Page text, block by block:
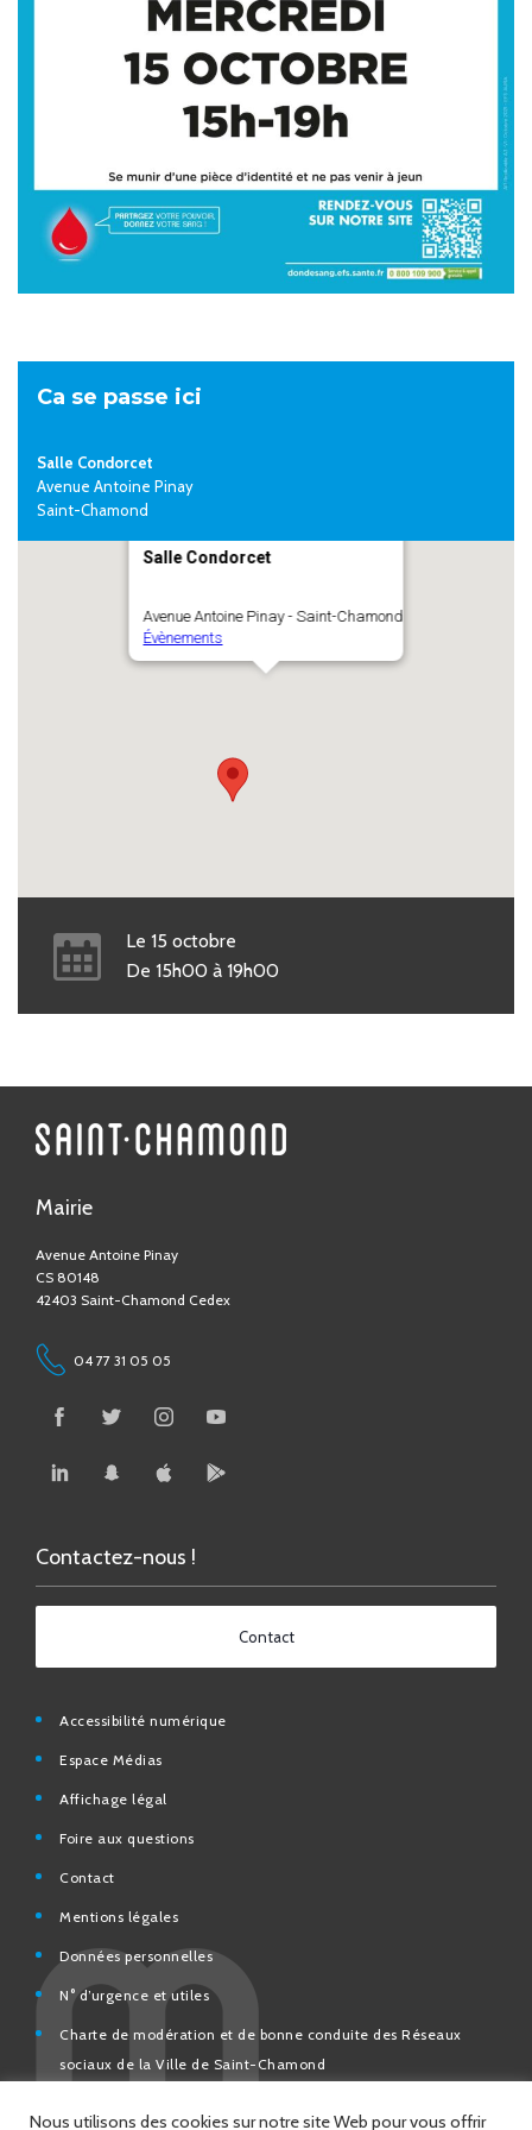
Ca se passe ici
Salle Condorcet
Avenue Antoine Pinay
Saint-Chamond
Salle Condorcet
Avenue Antoine Pinay - Saint-Chamond
Évènements
Le 15 octobre
De 15h00 à 19h00
Mairie
Avenue Antoine Pinay
CS 80148
42403 Saint-Chamond Cedex
04 77 31 05 05
Contactez-nous !
Contact
Accessibilité numérique
Espace Médias
Affichage légal
Foire aux questions
Contact
Mentions légales
Données personnelles
N° d’urgence et utiles
Charte de modération et de bonne conduite des Réseaux
sociaux de la Ville de Saint-Chamond
Nous utilisons des cookies sur notre site Web pour vous offrir